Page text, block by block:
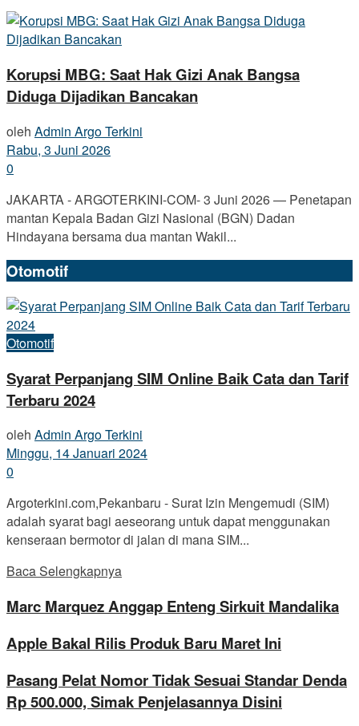
Korupsi MBG: Saat Hak Gizi Anak Bangsa
Diduga Dijadikan Bancakan
oleh Admin Argo Terkini
Rabu, 3 Juni 2026
0
JAKARTA - ARGOTERKINI-COM- 3 Juni 2026 — Penetapan
mantan Kepala Badan Gizi Nasional (BGN) Dadan
Hindayana bersama dua mantan Wakil...
Otomotif
Otomotif
Syarat Perpanjang SIM Online Baik Cata dan Tarif
Terbaru 2024
oleh Admin Argo Terkini
Minggu, 14 Januari 2024
0
Argoterkini.com,Pekanbaru - Surat Izin Mengemudi (SIM)
adalah syarat bagi aeseorang untuk dapat menggunakan
kenseraan bermotor di jalan di mana SIM...
Baca Selengkapnya
Marc Marquez Anggap Enteng Sirkuit Mandalika
Apple Bakal Rilis Produk Baru Maret Ini
Pasang Pelat Nomor Tidak Sesuai Standar Denda
Rp 500.000, Simak Penjelasannya Disini